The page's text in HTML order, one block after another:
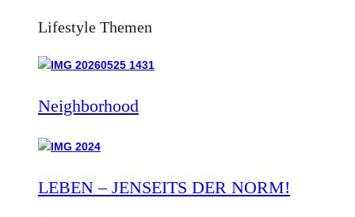
Lifestyle Themen
Neighborhood
LEBEN – JENSEITS DER NORM!